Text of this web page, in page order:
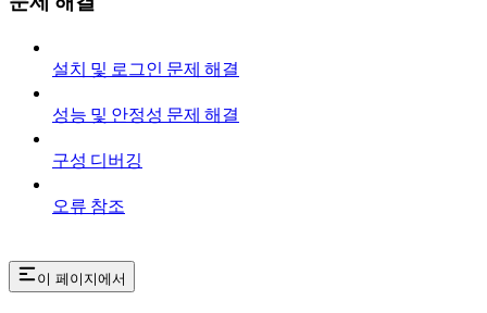
설치 및 로그인 문제 해결
성능 및 안정성 문제 해결
구성 디버깅
오류 참조
이 페이지에서